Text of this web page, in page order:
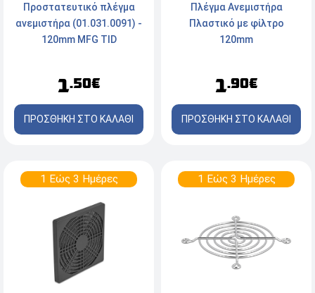
Προστατευτικό πλέγμα
ανεμιστήρα (01.031.0091) -
120mm MFG TID
1.50€
ΠΡΟΣΘΗΚΗ ΣΤΟ ΚΑΛΑΘΙ
Πλέγμα Ανεμιστήρα
Πλαστικό με φίλτρο
120mm
1.90€
ΠΡΟΣΘΗΚΗ ΣΤΟ ΚΑΛΑΘΙ
1 Εώς 3 Ημέρες 1 Εώς 3 Ημέρες